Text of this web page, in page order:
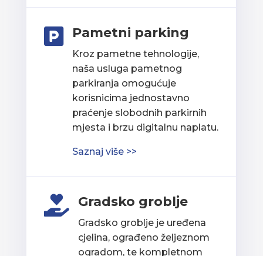
 Pametni parking
Kroz pametne tehnologije,
naša usluga pametnog
parkiranja omogućuje
korisnicima jednostavno
praćenje slobodnih parkirnih
mjesta i brzu digitalnu naplatu.
Saznaj više >>
 Gradsko groblje
Gradsko groblje je uređena
cjelina, ograđeno željeznom
ogradom, te kompletnom